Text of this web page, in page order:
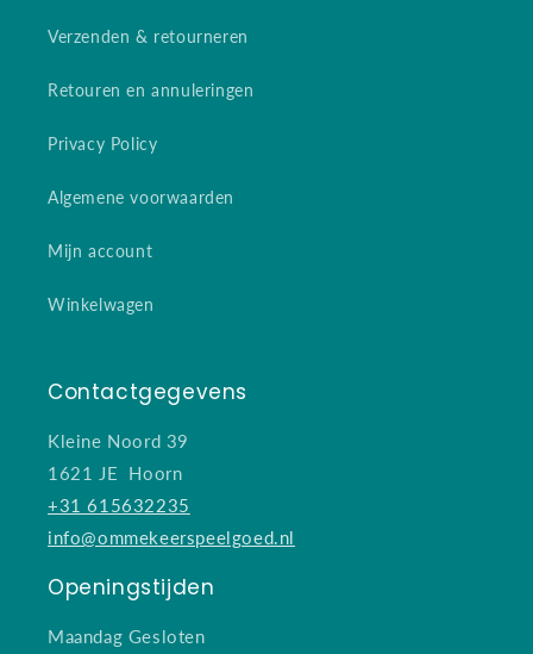
Verzenden & retourneren
Retouren en annuleringen
Privacy Policy
Algemene voorwaarden
Mijn account
Winkelwagen
Contactgegevens
Kleine Noord 39
1621 JE Hoorn
+31 615632235
info@ommekeerspeelgoed.nl
Openingstijden
Maandag Gesloten